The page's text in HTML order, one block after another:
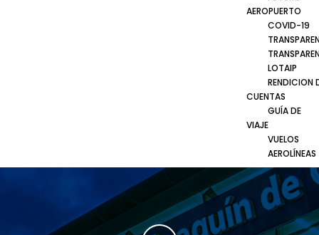
AEROPUERTO
COVID-19
LOTAIP
RENDICION
CUENTAS
GUÍA DE
VIAJE
VUELOS
AEROLÍNEAS